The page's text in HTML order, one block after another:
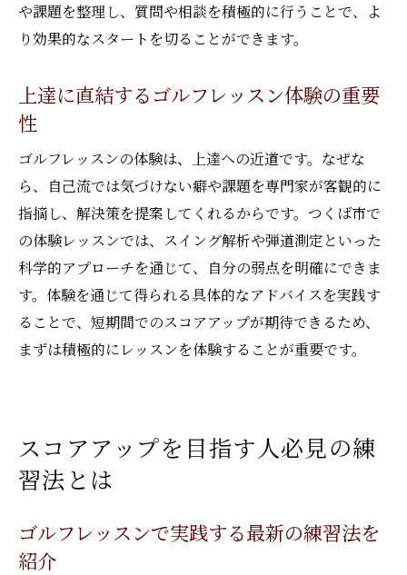
や課題を整理し、質問や相談を積極的に行うことで、よ
り効果的なスタートを切ることができます。
上達に直結するゴルフレッスン体験の重要
性
ゴルフレッスンの体験は、上達への近道です。なぜな
ら、自己流では気づけない癖や課題を専門家が客観的に
指摘し、解決策を提案してくれるからです。つくば市で
の体験レッスンでは、スイング解析や弾道測定といった
科学的アプローチを通じて、自分の弱点を明確にできま
す。体験を通じて得られる具体的なアドバイスを実践す
ることで、短期間でのスコアアップが期待できるため、
まずは積極的にレッスンを体験することが重要です。
スコアアップを目指す人必見の練
習法とは
ゴルフレッスンで実践する最新の練習法を
紹介